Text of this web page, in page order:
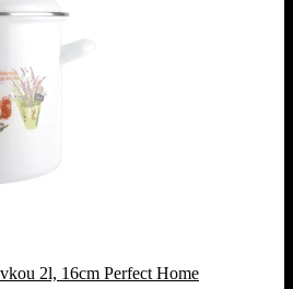
2l, 16cm Perfect Home